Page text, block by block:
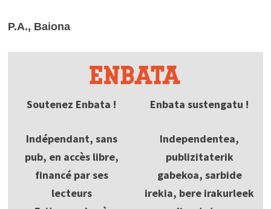
P.A., Baiona
Soutenez Enbata !
Indépendant, sans
pub, en accès libre,
financé par ses
lecteurs
Enbata sustengatu !
Independentea,
publizitaterik
gabekoa, sarbide
irekia, bere irakurleek